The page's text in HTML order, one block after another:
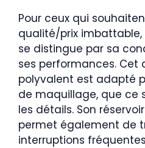
Pour ceux qui
qualité/prix imbattable,
se distingue par sa
ses performances. Cet
polyvalent est adapté
de maquillage, que ce
les détails. Son
permet également de
interruptions